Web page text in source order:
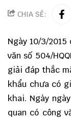
CHIA SẺ:
Ngày 10/3/
văn số 504/
giải đáp thắc
khẩu chưa có
khai. Ngày
quan có công